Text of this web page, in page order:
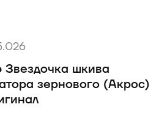
шкива
зернового (Акрос)